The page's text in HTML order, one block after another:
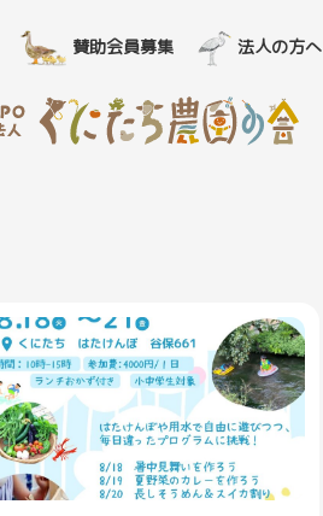
賛助会員募集 法人の方へ